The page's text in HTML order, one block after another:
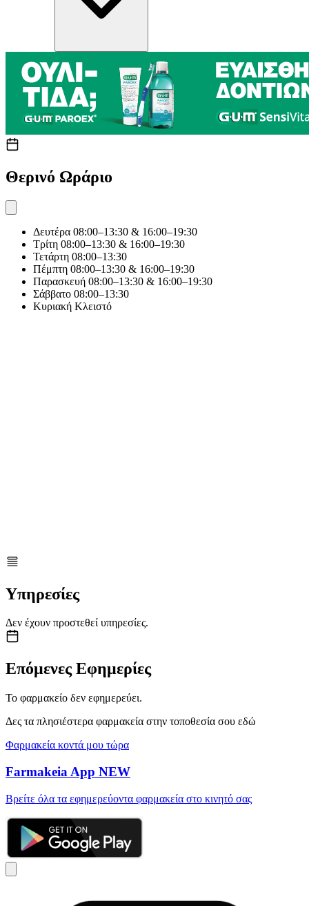
Θερινό Ωράριο
Δευτέρα 08:00–13:30 & 16:00–19:30
Τρίτη 08:00–13:30 & 16:00–19:30
Τετάρτη 08:00–13:30
Πέμπτη 08:00–13:30 & 16:00–19:30
Παρασκευή 08:00–13:30 & 16:00–19:30
Σάββατο 08:00–13:30
Κυριακή Κλειστό
Υπηρεσίες
Δεν έχουν προστεθεί υπηρεσίες.
Επόμενες Εφημερίες
Το φαρμακείο δεν εφημερεύει.
Δες τα πλησιέστερα φαρμακεία στην τοποθεσία σου εδώ
Φαρμακεία κοντά μου τώρα
Farmakeia App NEW
Βρείτε όλα τα εφημερεύοντα φαρμακεία στο κινητό σας